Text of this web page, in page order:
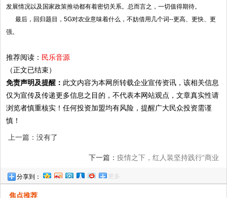
发展情况以及国家政策推动都有着密切关系。总而言之，一切值得期待。
最后，回归题目，5G对农业意味着什么，不妨借用几个词--更高、更快、更
强。
推荐阅读： 民乐音源
（正文已结束）
免责声明及提醒： 此文内容为本网所转载企业宣传资讯，该相关信息
仅为宣传及传递更多信息之目的，不代表本网站观点，文章真实性请
浏览者慎重核实！任何投资加盟均有风险，提醒广大民众投资需谨
慎！
上一篇：没有了
下一篇： 疫情之下，红人装坚持践行“商业
分享到： 更多
焦点推荐